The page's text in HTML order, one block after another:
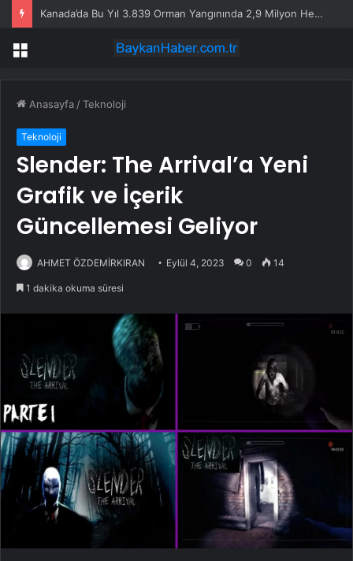
Kanada’da Bu Yıl 3.839 Orman Yangınında 2,9 Milyon Hektarlık Alan Zarar Gördü
Menü
Anasayfa /Teknoloji
Teknoloji
Slender: The Arrival’a Yeni
Grafik ve İçerik
Güncellemesi Geliyor
AHMET ÖZDEMİRKIRAN Eylül 4, 2023 0 14
1 dakika okuma süresi